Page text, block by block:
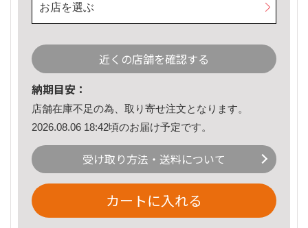
お店を選ぶ
近くの店舗を確認する
納期目安：
店舗在庫不足の為、取り寄せ注文となります。
2026.08.06 18:42頃のお届け予定です。
受け取り方法・送料について
カートに入れる